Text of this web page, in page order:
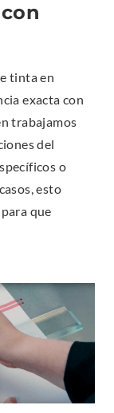
tinta en
exacta con
trabajamos
del
o
esto
que